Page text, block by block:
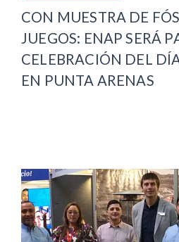
CON MUESTRA DE
JUEGOS: ENAP SERÁ
CELEBRACIÓN DEL
EN PUNTA ARENAS